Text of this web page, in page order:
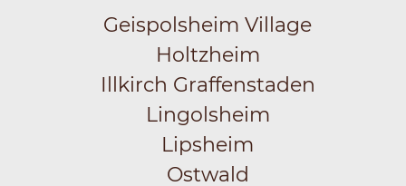
Geispolsheim Village
Holtzheim
Illkirch Graffenstaden
Lingolsheim
Lipsheim
Ostwald